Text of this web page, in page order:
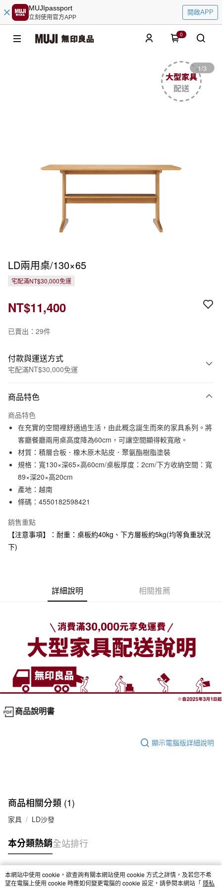
MUJIpassport
立刻使用官方APP
開啟APP
0
1/3
LD兩用桌/130×65
宅配滿NT$30,000免運
NT$11,400
已賣出：29件
付款與運送方式
宅配滿NT$30,000免運
信用卡一次付款
信用卡分期付款
3 期 0 利率 每期NT$3,800 21家銀行
合作金庫商業銀行
第一商業銀行
華南商業銀行
彰化商業銀行
上海商業儲蓄銀行
臺灣中小企業銀行
匯豐（台灣）商業銀行
元大商業銀行
玉山商業銀行
星展（台灣）商業銀行
LINE Pay
Apple Pay
街口支付
運送方式
大型家具配送
商品特色
商品特色
在充實的空間裡舒適過生活，由此概念誕生而來的家具系列。將
客廳餐廳兩用桌高度降為60cm，可讓空間顯得較寬敞。
材質：積層合板．橡木原木貼皮．聚氨酯樹脂塗裝
規格：寬130×深65×高60cm/桌板厚度：2cm/下方收納空間：寬
89×深20×高20cm
產地：越南
條碼：4550182598421
銷售重點
【注意事項】：耐重：桌板約40kg、下方層板約5kg(均等負重狀況
下)
詳細說明 相關推薦
商品說明書
顯示電腦版詳細說明
商品相關分類 (1)
家具 LD沙發
本分類熱銷全站排行
熱門標籤
本網站中使用 cookie，欲查詢有關本網站使用 cookie 方式之詳情，及若您不希
望在電腦上使用 cookie 時應如何變更電腦的 cookie 設定，請參閱本網站「 隱私